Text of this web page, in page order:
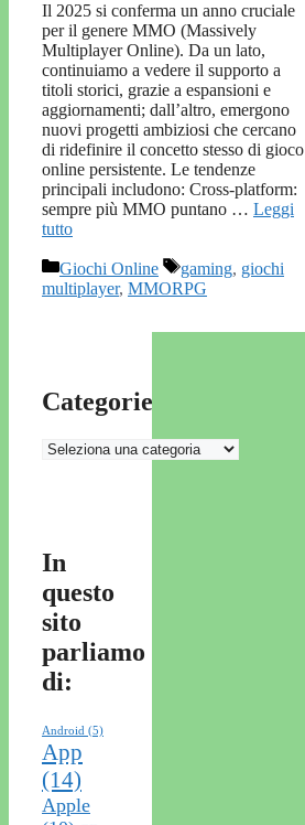
Il 2025 si conferma un anno cruciale
per il genere MMO (Massively
Multiplayer Online). Da un lato,
continuiamo a vedere il supporto a
titoli storici, grazie a espansioni e
aggiornamenti; dall’altro, emergono
nuovi progetti ambiziosi che cercano
di ridefinire il concetto stesso di gioco
online persistente. Le tendenze
principali includono: Cross-platform:
sempre più MMO puntano … Leggi
tutto
Categorie
Giochi Online Tag
gaming, giochi
multiplayer, MMORPG
Categorie
Categorie
In
questo
sito
parliamo
di:
Android (5)
App
(14)
Apple